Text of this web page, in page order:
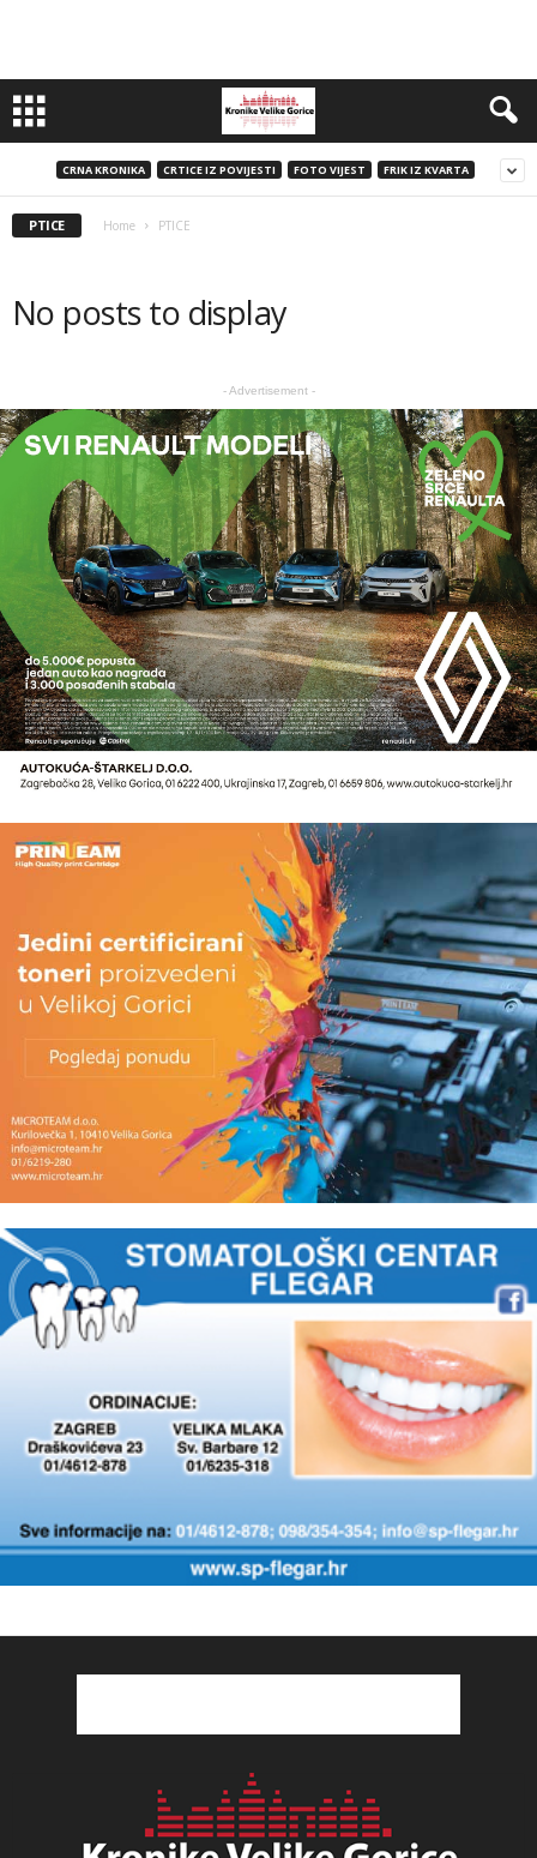
CRNA KRONIKA CRTICE IZ POVIJESTI FOTO VIJEST FRIK IZ KVARTA
PTICE Home PTICE
No posts to display
- Advertisement -